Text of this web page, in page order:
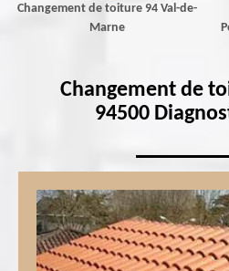
Changement de toiture 94 Val-de-
Marne
Changement de
94500